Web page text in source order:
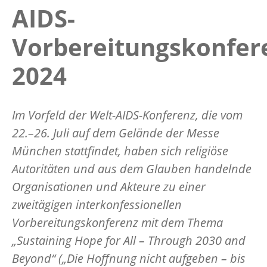
AIDS-
2024
Im Vorfeld der Welt-AIDS-Konferenz, die vom
22.–26. Juli auf dem Gelände der Messe
München stattfindet, haben sich religiöse
Autoritäten und aus dem Glauben handelnde
Organisationen und Akteure zu einer
zweitägigen interkonfessionellen
Vorbereitungskonferenz mit dem Thema
„Sustaining Hope for All – Through 2030 and
Beyond“ („Die Hoffnung nicht aufgeben – bis